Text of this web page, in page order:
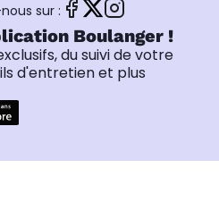
sur :
Boulanger !
du suivi de votre
d'entretien et plus